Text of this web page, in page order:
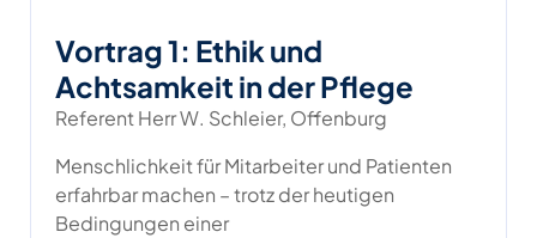
Vortrag 1: Ethik und
Achtsamkeit in der Pflege
Referent Herr W. Schleier, Offenburg
Menschlichkeit für Mitarbeiter und Patienten
er­fahrbar machen – trotz der heutigen
Bedingungen einer